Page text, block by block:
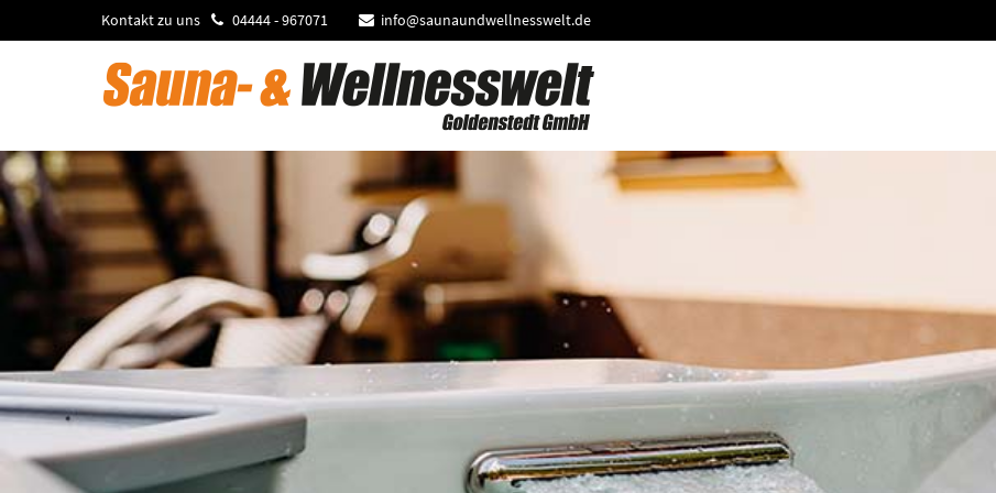
Kontakt zu uns 04444 - 967071 info@saunaundwellnesswelt.de